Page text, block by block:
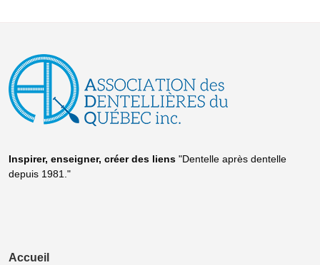
Inspirer, enseigner, créer des liens "Dentelle après dentelle
depuis 1981."
Accueil